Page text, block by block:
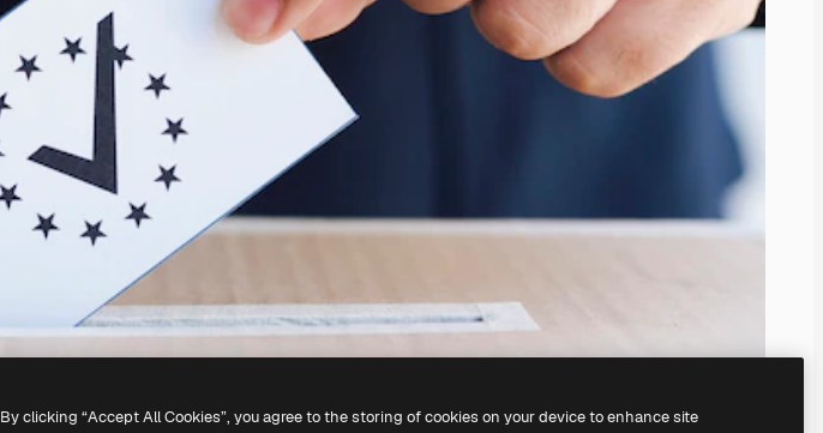
By clicking “Accept All Cookies”, you agree to the storing of cookies on your device to enhance site